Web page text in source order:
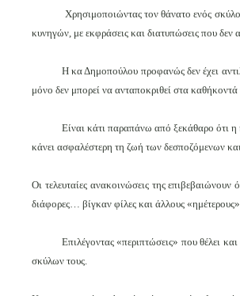
Χρησιμοποιώντας τον θάνατο ενός
κυνηγών, με εκφράσεις και διατυπώσεις που δεν
Η κα Δημοπούλου προφανώς δεν έχει
μόνο δεν μπορεί να ανταποκριθεί στα
Είναι κάτι παραπάνω από ξεκάθαρο ότι η
κάνει ασφαλέστερη τη ζωή των δεσποζόμενων
Οι τελευταίες ανακοινώσεις της
διάφορες… βίγκαν φίλες και άλλους
Επιλέγοντας «περιπτώσεις» που θέλει
σκύλων τους.